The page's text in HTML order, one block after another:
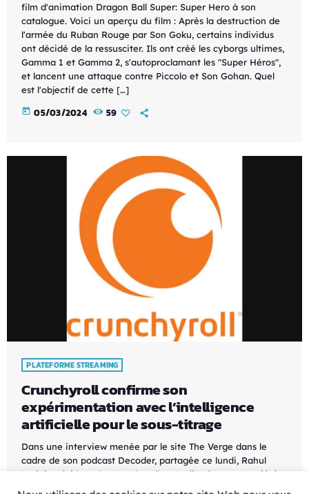
film d'animation Dragon Ball Super: Super Hero à son
catalogue. Voici un aperçu du film : Après la destruction de
l'armée du Ruban Rouge par Son Goku, certains individus
ont décidé de la ressusciter. Ils ont créé les cyborgs ultimes,
Gamma 1 et Gamma 2, s'autoproclamant les "Super Héros",
et lancent une attaque contre Piccolo et Son Gohan. Quel
est l'objectif de cette […]
today 05/03/2024 59
PLATEFORME STREAMING
Crunchyroll confirme son
expérimentation avec l’intelligence
artificielle pour le sous-titrage
Dans une interview menée par le site The Verge dans le
cadre de son podcast Decoder, partagée ce lundi, Rahul
Purini, président de Crunchyroll, a confirmé que sa société
expérimentait l'utilisation de l'Intelligence Artificielle